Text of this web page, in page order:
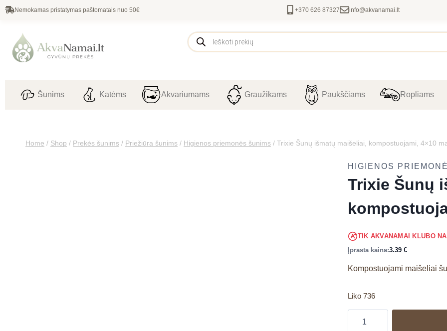
Nemokamas pristatymas paštomatais nuo 50€ +370 626 87327 info@akvanamai.lt
Šunims Katėms Akvariumams Graužikams Paukščiams Ropliams
Home / Shop / Prekės šunims / Priežiūra šunims / Higienos priemonės šunims / Trixie Šunų išmatų maišeliai, kompostuojami, 4×10
HIGIENOS
Trixie Šunų
TIK AKVANAMAI KLUBO
Įprasta kaina:3.39 €
Kompostuojami maišeliai
Liko 736